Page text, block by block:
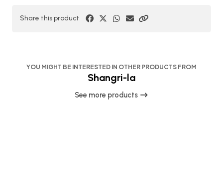
Share this product
YOU MIGHT BE INTERESTED IN OTHER PRODUCTS FROM
Shangri-la
See more products